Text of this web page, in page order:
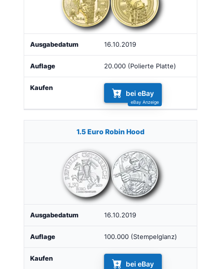
16.10.2019
20.000 (Polierte Platte)
bei eBay
1.5 Euro Robin Hood
16.10.2019
100.000 (Stempelglanz)
bei eBay